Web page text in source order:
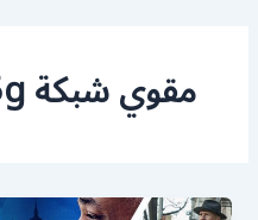
مقوي شبكة 5g عبدالله مبارك